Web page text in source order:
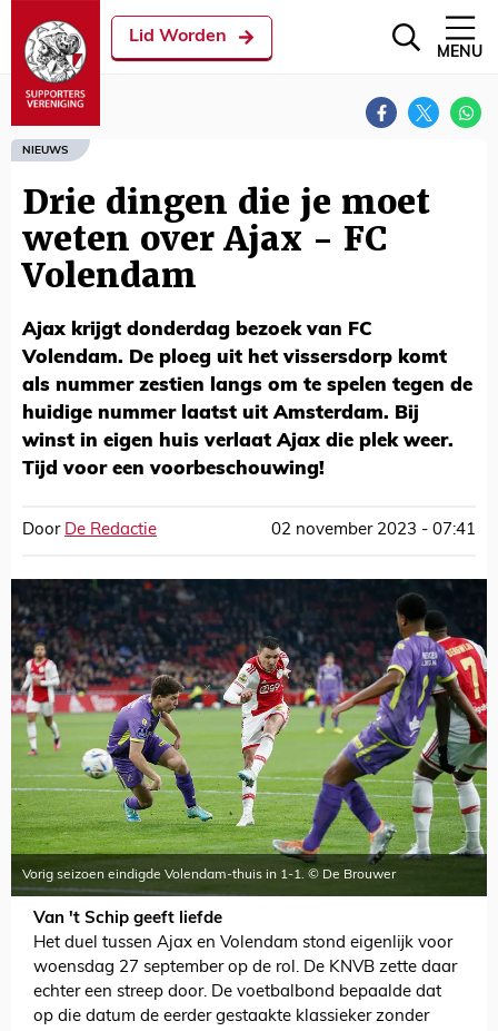
Lid Worden
MENU
NIEUWS
Drie dingen die je moet
weten over Ajax - FC
Volendam
Ajax krijgt donderdag bezoek van FC
Volendam. De ploeg uit het vissersdorp komt
als nummer zestien langs om te spelen tegen de
huidige nummer laatst uit Amsterdam. Bij
winst in eigen huis verlaat Ajax die plek weer.
Tijd voor een voorbeschouwing!
Door De Redactie 02 november 2023 - 07:41
Vorig seizoen eindigde Volendam-thuis in 1-1. © De Brouwer
Van 't Schip geeft liefde
Het duel tussen Ajax en Volendam stond eigenlijk voor
woensdag 27 september op de rol. De KNVB zette daar
echter een streep door. De voetbalbond bepaalde dat
op die datum de eerder gestaakte klassieker zonder